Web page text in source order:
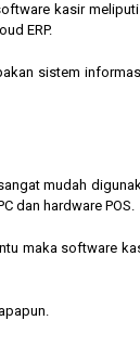
kasir meliputi
ERP.
sistem
mudah
dan hardware POS.
maka software